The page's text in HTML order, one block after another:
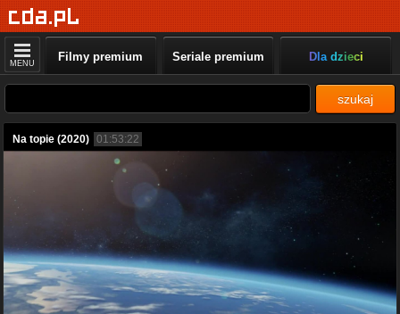
MENU Filmy premium Seriale premium Dla dzieci
szukaj
Na topie (2020) 01:53:22